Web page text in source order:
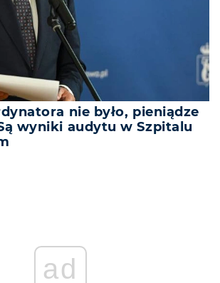
nie było, pieniądze
wyniki audytu w Szpitalu
ad